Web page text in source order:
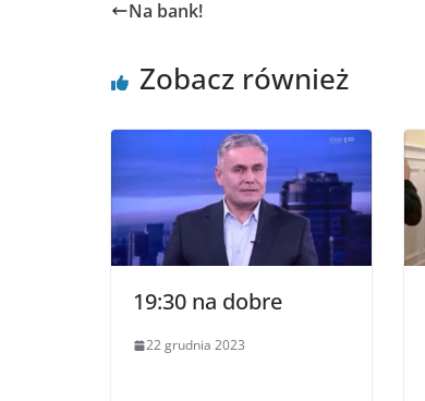
Na bank!
Zobacz również
19:30 na dobre
22 grudnia 2023